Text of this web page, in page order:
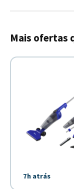
Mais ofertas
7h atrás